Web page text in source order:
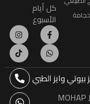
كل أيام
الأسبوع
بيوتي وايز الطبي
MOHAP